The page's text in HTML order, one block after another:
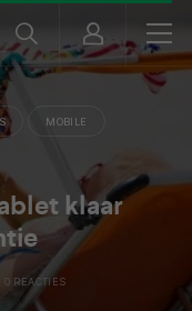
MOBILE
klaar
0 REACTIES